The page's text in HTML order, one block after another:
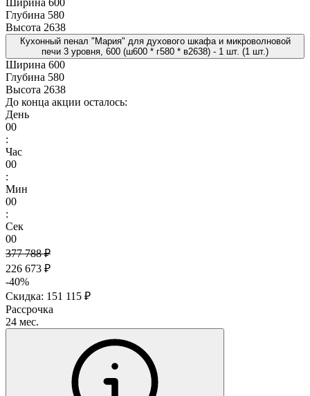
Глубина 580
Высота 2638
Кухонный пенал "Мария" для духового шкафа и микроволновой
печи 3 уровня, 600 (ш600 * г580 * в2638) - 1 шт. (1 шт.)
Ширина 600
Глубина 580
Высота 2638
До конца акции осталось:
День
00
:
Час
00
:
Мин
00
:
Сек
00
377 788 ₽
226 673 ₽
-40%
Скидка: 151 115 ₽
Рассрочка
24 мес.